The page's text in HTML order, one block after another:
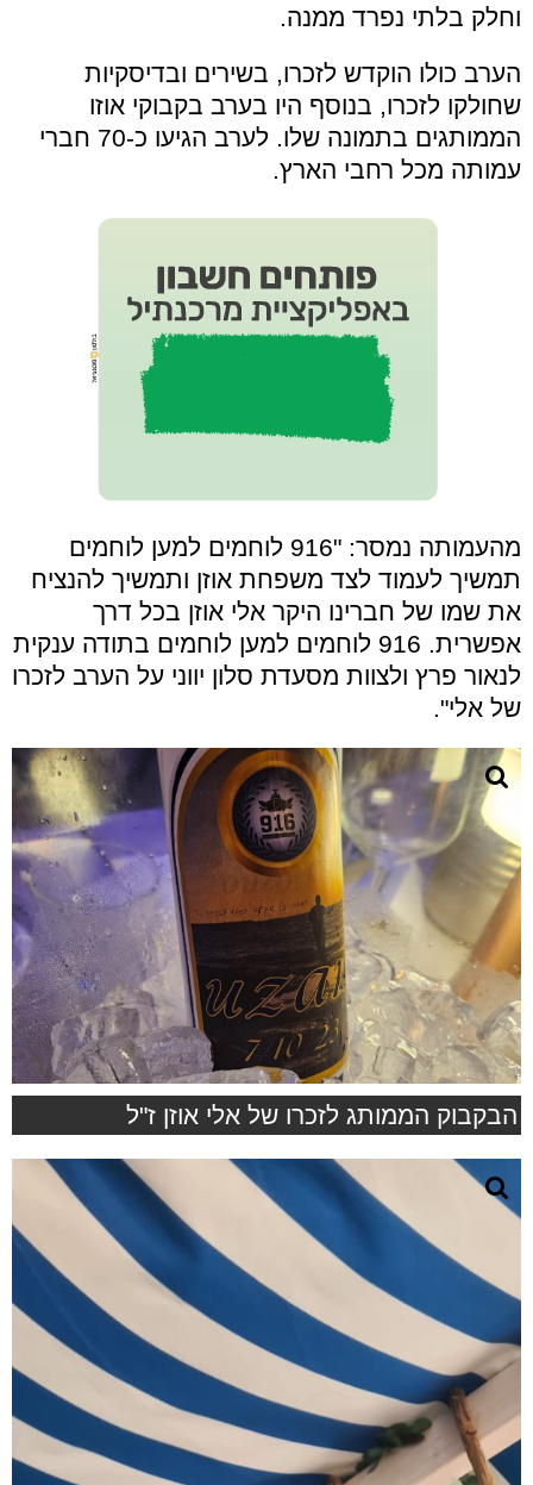
וחלק בלתי נפרד ממנה.
הערב כולו הוקדש לזכרו, בשירים ובדיסקיות
שחולקו לזכרו, בנוסף היו בערב בקבוקי אוזו
הממותגים בתמונה שלו. לערב הגיעו כ-70 חברי
עמותה מכל רחבי הארץ.
מהעמותה נמסר: "916 לוחמים למען לוחמים
תמשיך לעמוד לצד משפחת אוזן ותמשיך להנציח
את שמו של חברינו היקר אלי אוזן בכל דרך
אפשרית.
916 לוחמים למען לוחמים בתודה ענקית
לנאור פרץ ולצוות מסעדת סלון יווני על הערב לזכרו
של אלי".
הבקבוק הממותג לזכרו של אלי אוזן ז"ל